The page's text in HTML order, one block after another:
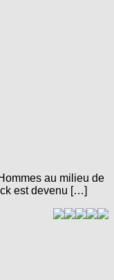
au milieu de
est devenu […]